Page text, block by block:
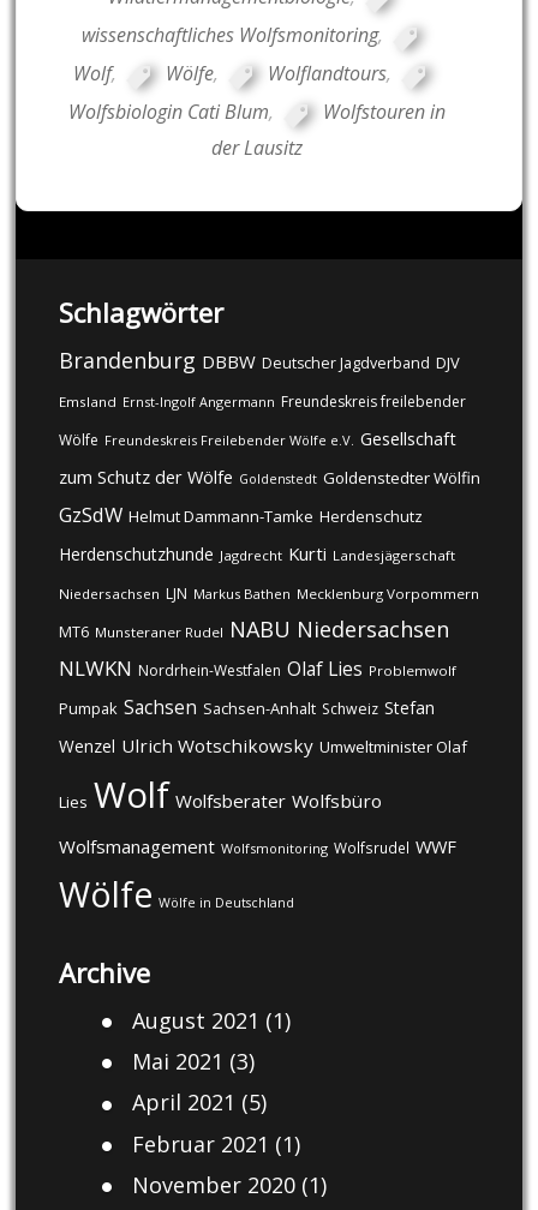
wissenschaftliches Wolfsmonitoring,
Wolf, Wölfe, Wolflandtours,
Wolfsbiologin Cati Blum,
Wolfstouren in
der Lausitz
Schlagwörter
Brandenburg DBBW Deutscher Jagdverband DJV
Emsland Ernst-Ingolf Angermann Freundeskreis freilebender
Wölfe Freundeskreis Freilebender Wölfe e.V. Gesellschaft
zum Schutz der Wölfe Goldenstedt Goldenstedter Wölfin
GzSdW Helmut Dammann-Tamke Herdenschutz
Herdenschutzhunde Jagdrecht Kurti Landesjägerschaft
Niedersachsen LJN Markus Bathen Mecklenburg Vorpommern
MT6 Munsteraner Rudel NABU Niedersachsen
NLWKN Nordrhein-Westfalen Olaf Lies Problemwolf
Pumpak Sachsen Sachsen-Anhalt Schweiz Stefan
Wenzel Ulrich Wotschikowsky Umweltminister Olaf
Lies Wolf Wolfsberater Wolfsbüro
Wolfsmanagement Wolfsmonitoring Wolfsrudel WWF
Wölfe Wölfe in Deutschland
Archive
August 2021 (1)
Mai 2021 (3)
April 2021 (5)
Februar 2021 (1)
November 2020(1)